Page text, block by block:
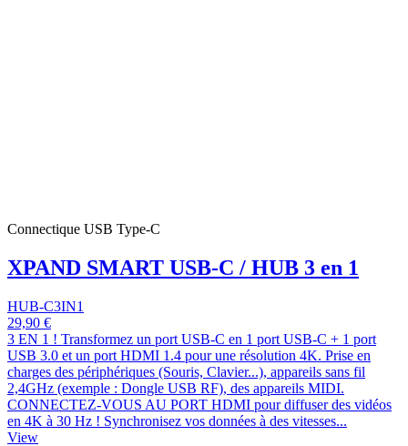
Connectique USB Type-C
XPAND SMART USB-C / HUB 3 en 1
HUB-C3IN1
29,90 €
3 EN 1 ! Transformez un port USB-C en 1 port USB-C + 1 port
USB 3.0 et un port HDMI 1.4 pour une résolution 4K. Prise en
charges des périphériques (Souris, Clavier...), appareils sans fil
2,4GHz (exemple : Dongle USB RF), des appareils MIDI.
CONNECTEZ-VOUS AU PORT HDMI pour diffuser des vidéos
en 4K à 30 Hz ! Synchronisez vos données à des vitesses...
View